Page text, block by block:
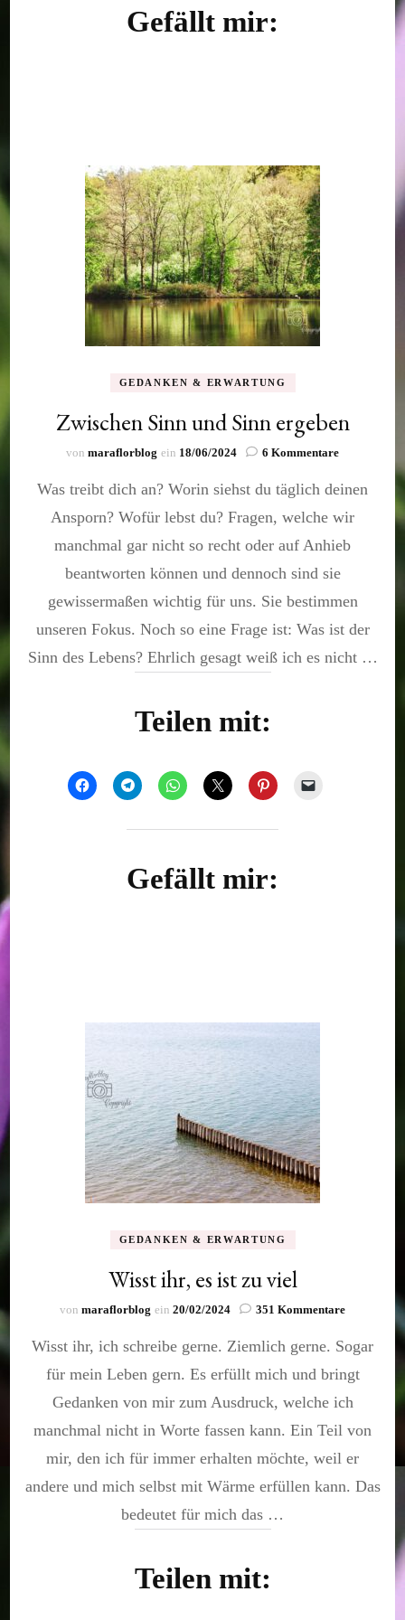
Gefällt mir:
GEDANKEN & ERWARTUNG
Zwischen Sinn und Sinn ergeben
von maraflorblog ein 18/06/2024 6 Kommentarezu
Sinn
Sinn
ergeben
Was treibt dich an? Worin siehst du täglich deinen
Ansporn? Wofür lebst du? Fragen, welche wir
manchmal gar nicht so recht oder auf Anhieb
beantworten können und dennoch sind sie
gewissermaßen wichtig für uns. Sie bestimmen
unseren Fokus. Noch so eine Frage ist: Was ist der
Sinn des Lebens? Ehrlich gesagt weiß ich es nicht …
Teilen mit:
Gefällt mir:
GEDANKEN & ERWARTUNG
Wisst ihr, es ist zu viel
von maraflorblog ein 20/02/2024 351 Kommentarezu
ihr,
ist
zu
Wisst ihr, ich schreibe gerne. Ziemlich gerne. Sogar
für mein Leben gern. Es erfüllt mich und bringt
Gedanken von mir zum Ausdruck, welche ich
manchmal nicht in Worte fassen kann. Ein Teil von
mir, den ich für immer erhalten möchte, weil er
andere und mich selbst mit Wärme erfüllen kann. Das
bedeutet für mich das …
Teilen mit: